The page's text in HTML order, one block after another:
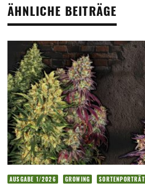
ÄHNLICHE BEITRÄGE
AUSGABE 1/2026 GROWING SORTENPORTRÄT